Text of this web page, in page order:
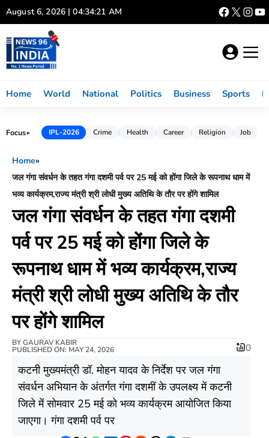
Skip
to
content
August 6, 2026 | 04:34:21 AM
Home World National Politics Business Sports
Focus► IPL-2026 Crime Health Career Religion Job
Home»
जल गंगा संवर्धन के तहत गंगा दशमी पर्व पर 25 मई को होंगा जिले के रूपनाथ धाम में
भव्य कार्यक्रम,राज्य मंत्री श्री लोधी मुख्य अतिथि के तौर पर होंगे शामिल
जल गंगा संवर्धन के तहत गंगा दशमी
पर्व पर 25 मई को होंगा जिले के
रूपनाथ धाम में भव्य कार्यक्रम,राज्य
मंत्री श्री लोधी मुख्य अतिथि के तौर
पर होंगे शामिल
BYGAURAV KABIR
PUBLISHED ON: MAY 24, 2026 0
कटनी मुख्यमंत्री डॉ. मोहन यादव के निर्देश पर जल गंगा
संवर्धन अभियान के अंतर्गत गंगा दशमीं के उपलक्ष्य में कटनी
जिले में सोमवार 25 मई को भव्य कार्यक्रम आयोजित किया
जाएगा। गंगा दशमी पर्व पर